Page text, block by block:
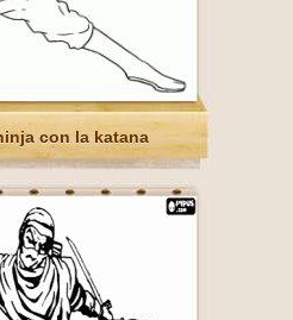
con la katana